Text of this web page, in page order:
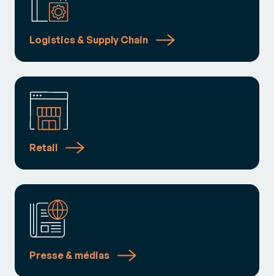
Logistics & Supply Chain
Retail
Presse & médias